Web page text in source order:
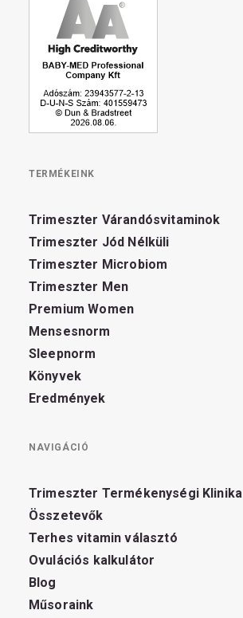
TERMÉKEINK
Trimeszter Várandósvitaminok
Trimeszter Jód Nélküli
Trimeszter Microbiom
Trimeszter Men
Premium Women
Mensesnorm
Sleepnorm
Könyvek
Eredmények
NAVIGÁCIÓ
Trimeszter Termékenységi Klinika
Összetevők
Terhes vitamin választó
Ovulációs kalkulátor
Blog
Műsoraink